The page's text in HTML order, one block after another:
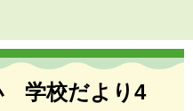
学校だより4